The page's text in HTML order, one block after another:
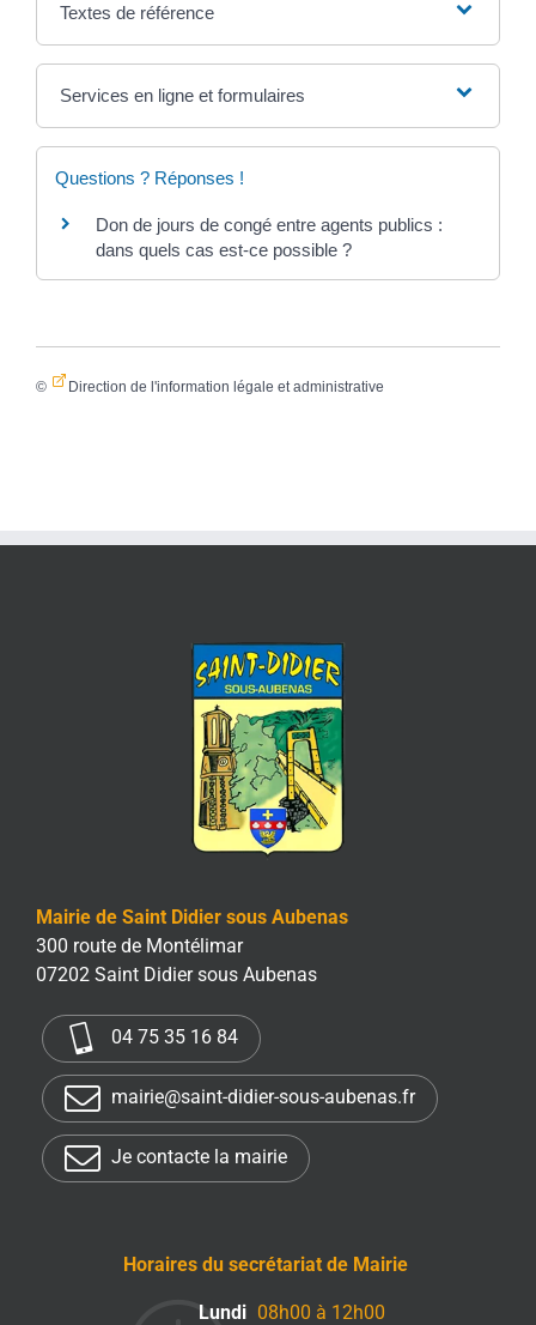
Textes de référence
Services en ligne et formulaires
Questions ? Réponses !
Don de jours de congé entre agents publics :
dans quels cas est-ce possible ?
© Direction de l'information légale et administrative
Mairie de Saint Didier sous Aubenas
300 route de Montélimar
07202 Saint Didier sous Aubenas
04 75 35 16 84
mairie@saint-didier-sous-aubenas.fr
Je contacte la mairie
Horaires du secrétariat de Mairie
Lundi 08h00 à 12h00